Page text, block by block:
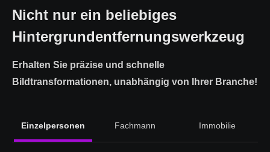
Nicht nur ein beliebiges
Hintergrundentfernungswerkzeug
Erhalten Sie präzise und schnelle
Bildtransformationen, unabhängig von Ihrer Branche!
Einzelpersonen Fachmann Immobilie